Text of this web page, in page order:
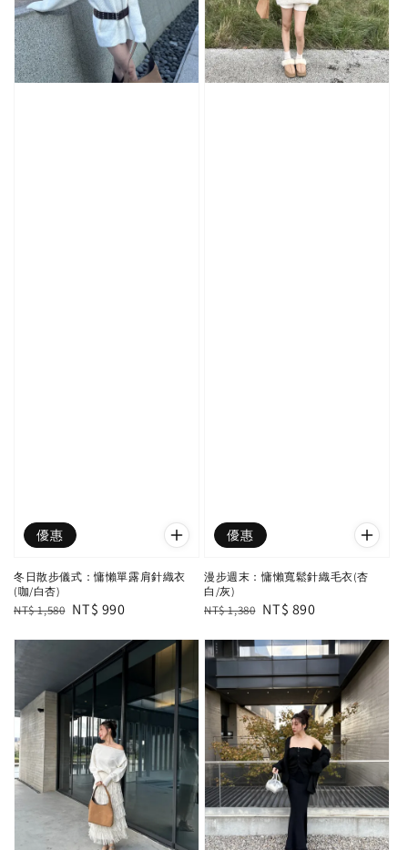
優惠
冬日散步儀式：慵懶單露肩針織衣
(咖/白杏)
Regular
NT$ 1,580 Sale
NT$ 990
優惠
漫步週末：慵懶寬鬆針織毛衣(杏
白/灰)
Regular
NT$ 1,380 Sale
NT$ 890